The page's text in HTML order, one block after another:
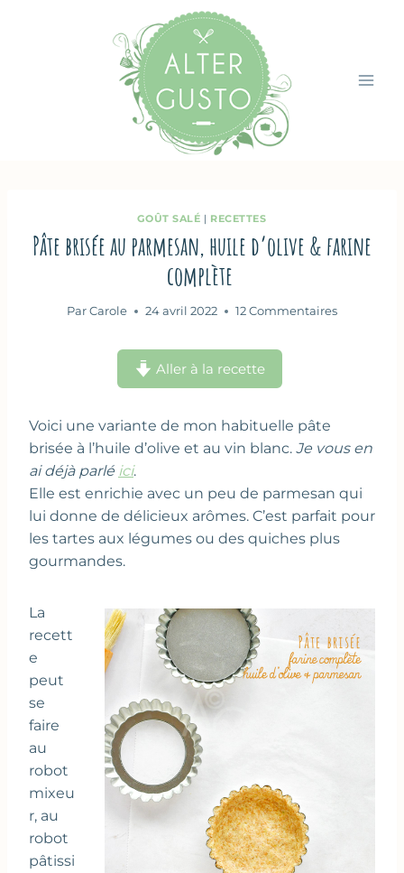
GOÛT SALÉ | RECETTES
Pâte brisée au parmesan, huile d’olive & farine
complète
Par Carole 24 avril 2022 12 Commentaires
Aller à la recette
Voici une variante de mon habituelle pâte
brisée à l’huile d’olive et au vin blanc. Je vous en
ai déjà parlé ici.
Elle est enrichie avec un peu de parmesan qui
lui donne de délicieux arômes. C’est parfait pour
les tartes aux légumes ou des quiches plus
gourmandes.
La
recett
e
peut
se
faire
au
robot
mixeu
r, au
robot
pâtissi